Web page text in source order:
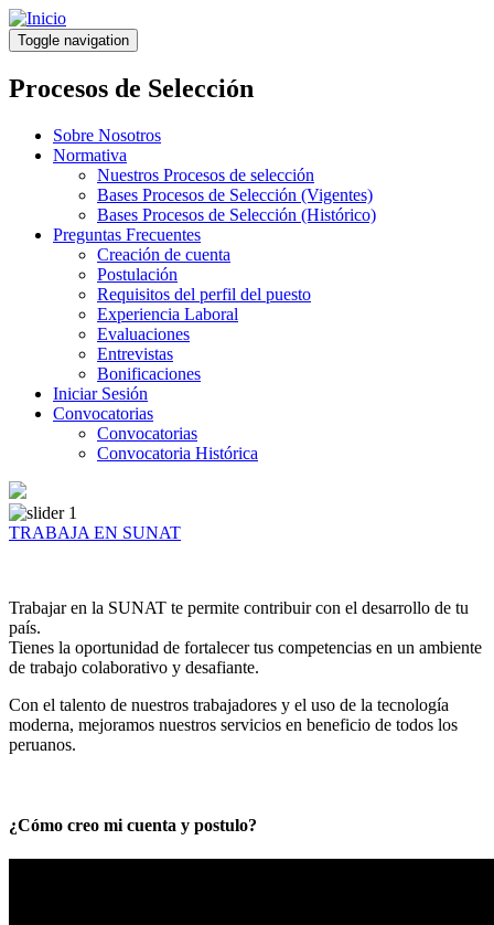
Pasar
al
contenido
principal
Toggle navigation
Procesos de Selección
Sobre Nosotros
Normativa
Nuestros Procesos de selección
Bases Procesos de Selección (Vigentes)
Bases Procesos de Selección (Histórico)
Preguntas Frecuentes
Creación de cuenta
Postulación
Requisitos del perfil del puesto
Experiencia Laboral
Evaluaciones
Entrevistas
Bonificaciones
Iniciar Sesión
Convocatorias
Convocatorias
Convocatoria Histórica
TRABAJA EN SUNAT
Trabajar en la SUNAT te permite contribuir con el desarrollo de tu
país.
Tienes la oportunidad de fortalecer tus competencias en un ambiente
de trabajo colaborativo y desafiante.
Con el talento de nuestros trabajadores y el uso de la tecnología
moderna, mejoramos nuestros servicios en beneficio de todos los
peruanos.
¿Cómo creo mi cuenta y postulo?